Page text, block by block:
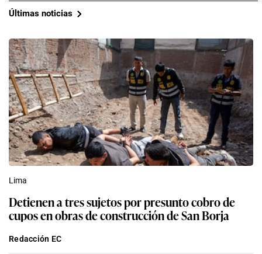
Últimas noticias
Lima
Detienen a tres sujetos por presunto cobro de
cupos en obras de construcción de San Borja
Redacción EC